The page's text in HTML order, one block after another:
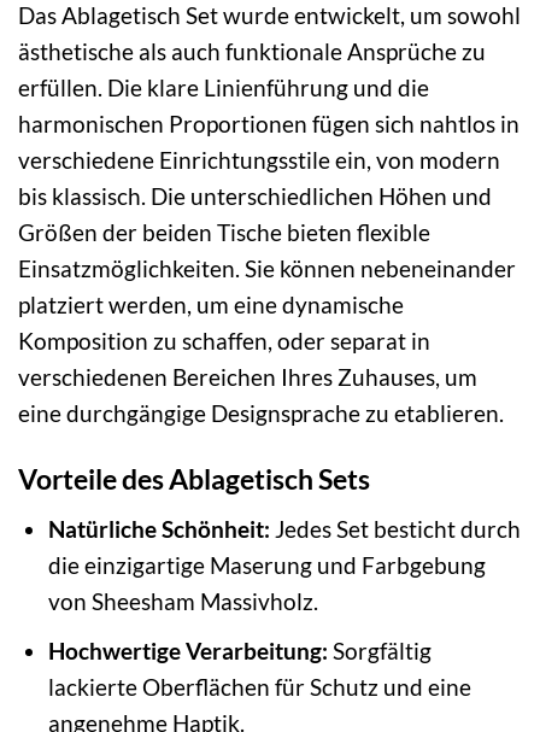
Das Ablagetisch Set wurde entwickelt, um sowohl
ästhetische als auch funktionale Ansprüche zu
erfüllen. Die klare Linienführung und die
harmonischen Proportionen fügen sich nahtlos in
verschiedene Einrichtungsstile ein, von modern
bis klassisch. Die unterschiedlichen Höhen und
Größen der beiden Tische bieten flexible
Einsatzmöglichkeiten. Sie können nebeneinander
platziert werden, um eine dynamische
Komposition zu schaffen, oder separat in
verschiedenen Bereichen Ihres Zuhauses, um
eine durchgängige Designsprache zu etablieren.
Vorteile des Ablagetisch Sets
Natürliche Schönheit: Jedes Set besticht durch
die einzigartige Maserung und Farbgebung
von Sheesham Massivholz.
Hochwertige Verarbeitung: Sorgfältig
lackierte Oberflächen für Schutz und eine
angenehme Haptik.